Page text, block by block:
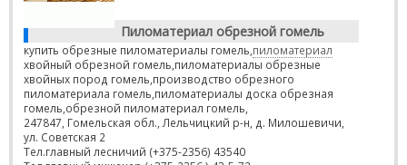
Пиломатериал обрезной гомель
купить обрезные пиломатериалы гомель, пиломатериал
хвойный обрезной гомель,пиломатериалы обрезные
хвойных пород гомель,производство обрезного
пиломатериала гомель,пиломатериалы доска обрезная
гомель,обрезной пиломатериал гомель,
247847, Гомельская обл., Лельчицкий р-н, д. Милошевичи,
ул. Советская 2
Тел.главный лесничий (+375-2356) 43540